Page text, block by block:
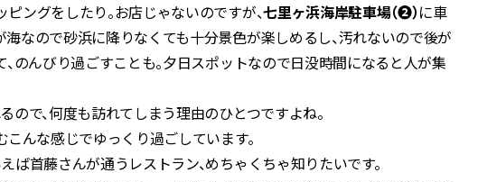
ングをしたり。お店じゃないのですが、七里ヶ浜海岸駐車場（❷）に車
なので砂浜に降りなくても十分景色が楽しめるし、汚れないので後が
、のんびり過ごすことも。夕日スポットなので日没時間になると人が集
ので、何度も訪れてしまう理由のひとつですよね。
こんな感じでゆっくり過ごしています。
ば首藤さんが通うレストラン、めちゃくちゃ知りたいです。
冷房・紫外線etc...「夏の隠れ乾
燥」を防ぐ【ベタつかない名品
クリーム】3選＜30代のベストコ
スメ＞ | CLASSY.[クラッシィ]
【落ちない名品リップ10選】塗
り直しできない・皮むけしやす
【トレンドの巻き方３
式ゲスト服の鉄板“シ
ンピ”は『スカーフ』
正解！ | CLASSY.[クラ
ング４選】ラブ、トリ